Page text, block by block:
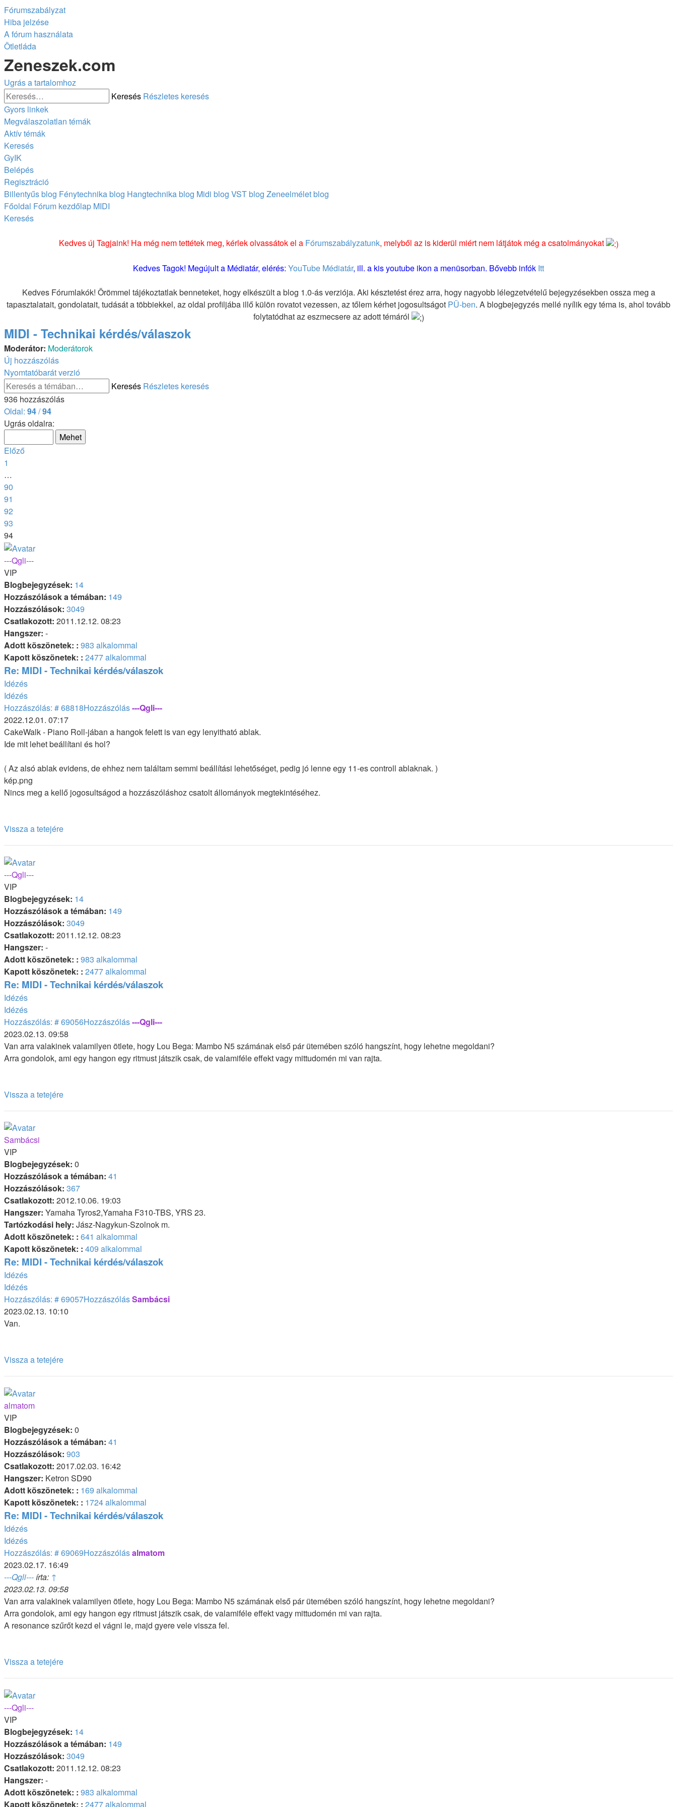
Fórumszabályzat
Hiba jelzése
A fórum használata
Ötletláda
Zeneszek.com
Ugrás a tartalomhoz
Keresés Részletes keresés
Gyors linkek
Megválaszolatlan témák
Aktív témák
Keresés
GyIK
Belépés
Regisztráció
Billentyűs blog Fénytechnika blog Hangtechnika blog Midi blog VST blog Zeneelmélet blog
Főoldal Fórum kezdőlap MIDI
Keresés
Kedves új Tagjaink! Ha még nem tettétek meg, kérlek olvassátok el a Fórumszabályzatunk, melyből az is kiderül miért nem látjátok még a csatolmányokat
Kedves Tagok! Megújult a Médiatár, elérés: YouTube Médiatár, ill. a kis youtube ikon a menüsorban. Bővebb infók Itt
Kedves Fórumlakók! Örömmel tájékoztatlak benneteket, hogy elkészült a blog 1.0-ás verziója. Aki késztetést érez arra, hogy nagyobb lélegzetvételű bejegyzésekben ossza meg a
tapasztalatait, gondolatait, tudását a többiekkel, az oldal profiljába illő külön rovatot vezessen, az tőlem kérhet jogosultságot PÜ-ben. A blogbejegyzés mellé nyílik egy téma is, ahol tovább
folytatódhat az eszmecsere az adott témáról
MIDI - Technikai kérdés/válaszok
Moderátor: Moderátorok
Új hozzászólás
Nyomtatóbarát verzió
Keresés Részletes keresés
936 hozzászólás
Oldal: 94/94
Ugrás oldalra:
Előző
1
…
90
91
92
93
94
---Qgli---
VIP
Blogbejegyzések: 14
Hozzászólások a témában: 149
Hozzászólások: 3049
Csatlakozott: 2011.12.12. 08:23
Hangszer: -
Adott köszönetek: : 983 alkalommal
Kapott köszönetek: : 2477 alkalommal
Re: MIDI - Technikai kérdés/válaszok
Idézés
Idézés
Hozzászólás: # 68818Hozzászólás---Qgli---
2022.12.01. 07:17
CakeWalk - Piano Roll-jában a hangok felett is van egy lenyitható ablak.
Ide mit lehet beállítani és hol?
( Az alsó ablak evidens, de ehhez nem találtam semmi beállítási lehetőséget, pedig jó lenne egy 11-es controll ablaknak. )
kép.png
Nincs meg a kellő jogosultságod a hozzászóláshoz csatolt állományok megtekintéséhez.
Vissza a tetejére
---Qgli---
VIP
Blogbejegyzések: 14
Hozzászólások a témában: 149
Hozzászólások: 3049
Csatlakozott: 2011.12.12. 08:23
Hangszer: -
Adott köszönetek: : 983 alkalommal
Kapott köszönetek: : 2477 alkalommal
Re: MIDI - Technikai kérdés/válaszok
Idézés
Idézés
Hozzászólás: # 69056Hozzászólás---Qgli---
2023.02.13. 09:58
Van arra valakinek valamilyen ötlete, hogy Lou Bega: Mambo N5 számának első pár ütemében szóló hangszínt, hogy lehetne megoldani?
Arra gondolok, ami egy hangon egy ritmust játszik csak, de valamiféle effekt vagy mittudomén mi van rajta.
Vissza a tetejére
Sambácsi
VIP
Blogbejegyzések: 0
Hozzászólások a témában: 41
Hozzászólások: 367
Csatlakozott: 2012.10.06. 19:03
Hangszer: Yamaha Tyros2,Yamaha F310-TBS, YRS 23.
Tartózkodási hely: Jász-Nagykun-Szolnok m.
Adott köszönetek: : 641 alkalommal
Kapott köszönetek: : 409 alkalommal
Re: MIDI - Technikai kérdés/válaszok
Idézés
Idézés
Hozzászólás: # 69057HozzászólásSambácsi
2023.02.13. 10:10
Van.
Vissza a tetejére
almatom
VIP
Blogbejegyzések: 0
Hozzászólások a témában: 41
Hozzászólások: 903
Csatlakozott: 2017.02.03. 16:42
Hangszer: Ketron SD90
Adott köszönetek: : 169 alkalommal
Kapott köszönetek: : 1724 alkalommal
Re: MIDI - Technikai kérdés/válaszok
Idézés
Idézés
Hozzászólás: # 69069Hozzászólásalmatom
2023.02.17. 16:49
---Qgli---írta: ↑
2023.02.13. 09:58
Van arra valakinek valamilyen ötlete, hogy Lou Bega: Mambo N5 számának első pár ütemében szóló hangszínt, hogy lehetne megoldani?
Arra gondolok, ami egy hangon egy ritmust játszik csak, de valamiféle effekt vagy mittudomén mi van rajta.
A resonance szűrőt kezd el vágni le, majd gyere vele vissza fel.
Vissza a tetejére
---Qgli---
VIP
Blogbejegyzések: 14
Hozzászólások a témában: 149
Hozzászólások: 3049
Csatlakozott: 2011.12.12. 08:23
Hangszer: -
Adott köszönetek: : 983 alkalommal
Kapott köszönetek: : 2477 alkalommal